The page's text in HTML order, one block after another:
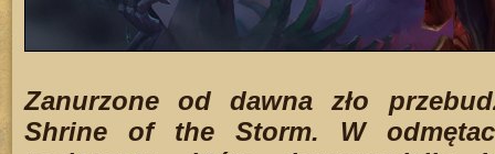
Zanurzone od dawna zło
Shrine of the Storm. W